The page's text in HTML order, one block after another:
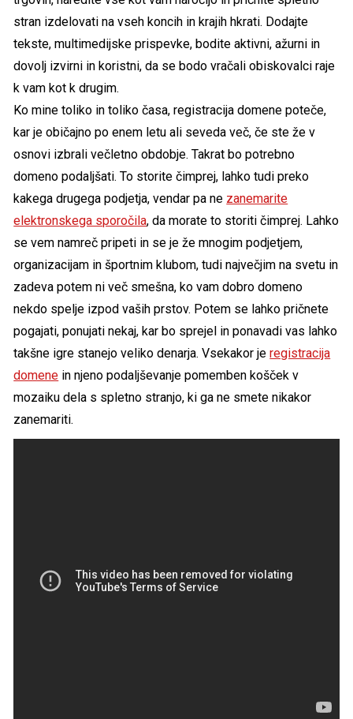
stran izdelovati na vseh koncih in krajih hkrati. Dodajte
tekste, multimedijske prispevke, bodite aktivni, ažurni in
dovolj izvirni in koristni, da se bodo vračali obiskovalci raje
k vam kot k drugim.
Ko mine toliko in toliko časa, registracija domene poteče,
kar je običajno po enem letu ali seveda več, če ste že v
osnovi izbrali večletno obdobje. Takrat bo potrebno
domeno podaljšati. To storite čimprej, lahko tudi preko
kakega drugega podjetja, vendar pa ne zanemarite
elektronskega sporočila, da morate to storiti čimprej. Lahko
se vem namreč pripeti in se je že mnogim podjetjem,
organizacijam in športnim klubom, tudi največjim na svetu in
zadeva potem ni več smešna, ko vam dobro domeno
nekdo spelje izpod vaših prstov. Potem se lahko pričnete
pogajati, ponujati nekaj, kar bo sprejel in ponavadi vas lahko
takšne igre stanejo veliko denarja. Vsekakor jeregistracija
domene in njeno podaljševanje pomemben košček v
mozaiku dela s spletno stranjo, ki ga ne smete nikakor
zanemariti.